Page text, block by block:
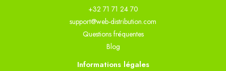
+32 71 71 24 70
support@web-distribution.com
Questions fréquentes
Blog
Informations légales